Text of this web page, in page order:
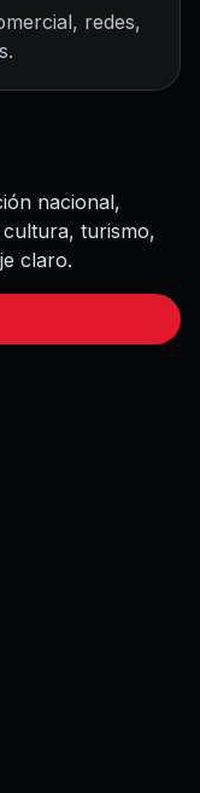
redes,
nacional,
turismo,
claro.